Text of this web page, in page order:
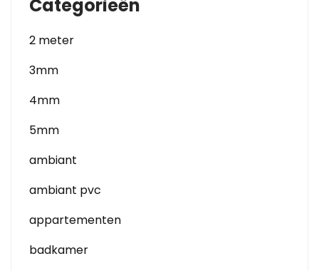
Categorieën
2 meter
3mm
4mm
5mm
ambiant
ambiant pvc
appartementen
badkamer